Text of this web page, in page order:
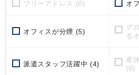
フリーアドレス (0) オ
オフィスが分煙 (5)
グ
る
派遣スタッフ活躍中 (4)
産
(0)